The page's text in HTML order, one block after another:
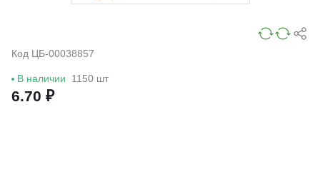
Код ЦБ-00038857
В наличии 1150 шт
6.70 ₽